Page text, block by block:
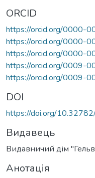
ORCID
https://orcid.org/0000-
https://orcid.org/0000-
https://orcid.org/0000-
https://orcid.org/0009-
https://orcid.org/0009-
DOI
https://doi.org/
Видавець
Видавничий дім
Анотація